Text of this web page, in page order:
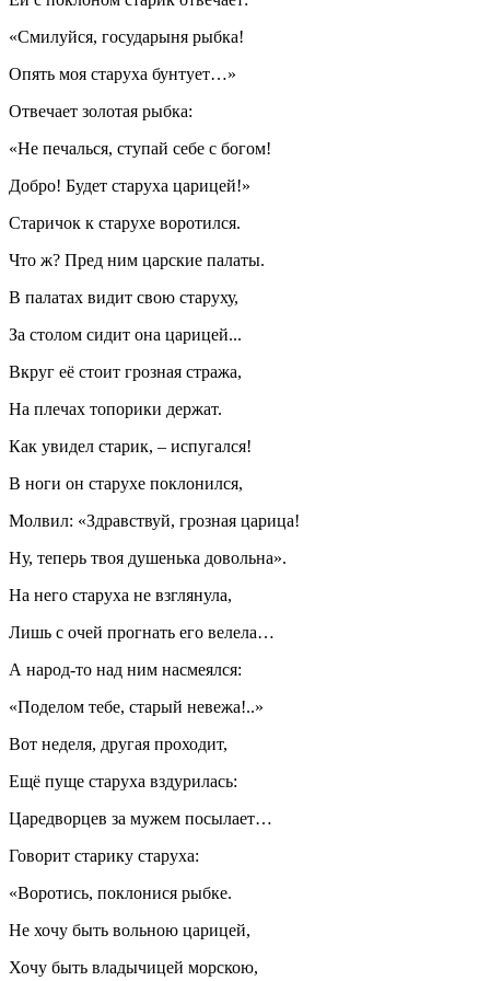
«Смилуйся, государыня рыбка!
Опять моя старуха бунтует…»
Отвечает золотая рыбка:
«Не печалься, ступай себе с богом!
Добро! Будет старуха царицей!»
Старичок к старухе воротился.
Что ж? Пред ним царские палаты.
В палатах видит свою старуху,
За столом сидит она царицей...
Вкруг её стоит грозная стража,
На плечах топорики держат.
Как увидел старик, – испугался!
В ноги он старухе поклонился,
Молвил: «Здравствуй, грозная царица!
Ну, теперь твоя душенька довольна».
На него старуха не взглянула,
Лишь с очей прогнать его велела…
А народ-то над ним насмеялся:
«Поделом тебе, старый невежа!..»
Вот неделя, другая проходит,
Ещё пуще старуха вздурилась:
Царедворцев за мужем посылает…
Говорит старику старуха:
«Воротись, поклонися рыбке.
Не хочу быть вольною царицей,
Хочу быть владычицей морскою,